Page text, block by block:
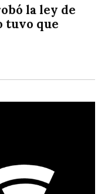
la ley de
tuvo que